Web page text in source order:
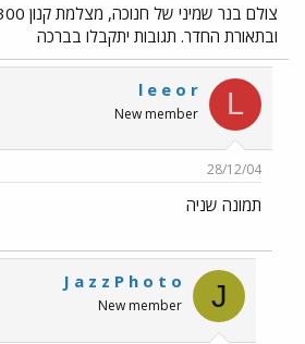
ובתאורת החדר. תגובות יתקבלו בברכה
L
l e e o r
New member
28/12/04
תמונה שניה
J
J a z z P h o t o
New member